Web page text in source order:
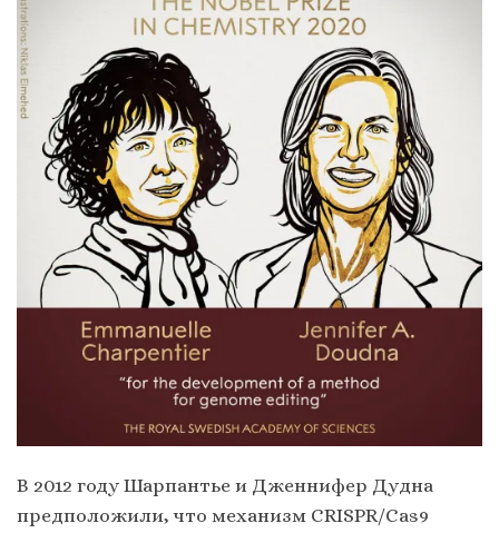
В 2012 году Шарпантье и Дженнифер Дудна
предположили, что механизм CRISPR/Cas9